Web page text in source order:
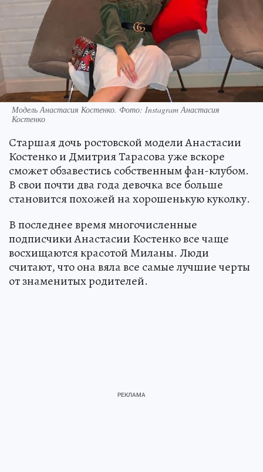
Модель Анастасия Костенко. Фото: Instagram Анастасия
Костенко
Старшая дочь ростовской модели Анастасии
Костенко и Дмитрия Тарасова уже вскоре
сможет обзавестись собственным фан-клубом.
В свои почти два года девочка все больше
становится похожей на хорошенькую куколку.
В последнее время многочисленные
подписчики Анастасии Костенко все чаще
восхищаются красотой Миланы. Люди
считают, что она вяла все самые лучшие черты
от знаменитых родителей.